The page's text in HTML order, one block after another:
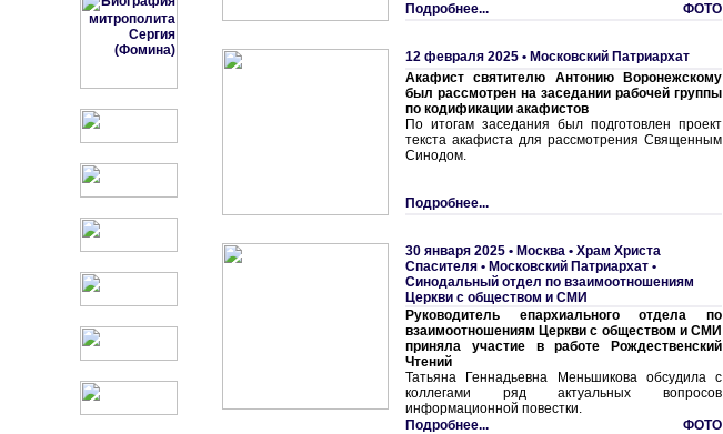
Подробнее... ФОТО
12 февраля 2025 • Московский Патриархат
Акафист святителю Антонию Воронежскому
был рассмотрен на заседании рабочей группы
по кодификации акафистов
По итогам заседания был подготовлен проект
текста акафиста для рассмотрения Священным
Синодом.
Подробнее...
30 января 2025 • Москва • Храм Христа
Спасителя • Московский Патриархат •
Синодальный отдел по взаимоотношениям
Церкви с обществом и СМИ
Руководитель епархиального отдела по
взаимоотношениям Церкви с обществом и СМИ
приняла участие в работе Рождественский
Чтений
Татьяна Геннадьевна Меньшикова обсудила с
коллегами ряд актуальных вопросов
информационной повестки.
Подробнее...
ФОТО